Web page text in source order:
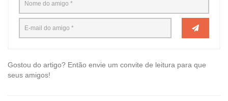
Gostou do artigo? Então envie um convite de leitura para que
seus amigos!